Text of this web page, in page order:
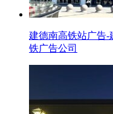
建德南高铁站广告-
铁广告公司